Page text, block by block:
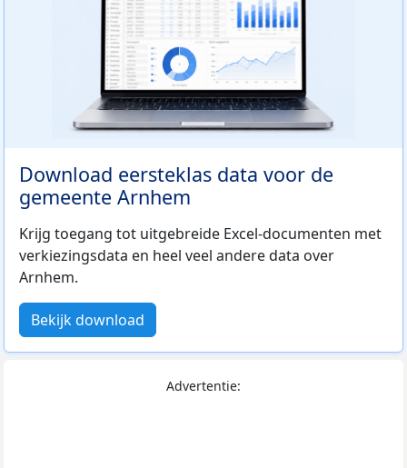
Download eersteklas data voor de
gemeente Arnhem
Krijg toegang tot uitgebreide Excel-documenten met
verkiezingsdata en heel veel andere data over
Arnhem.
Bekijk download
Advertentie: